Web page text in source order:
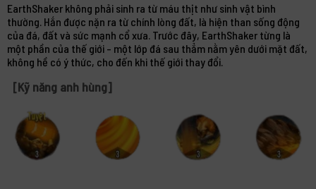
EarthShaker không phải sinh ra từ máu thịt như sinh vật bình
thường. Hắn được nặn ra từ chính lòng đất, là hiện than sống động
của đá, đất và sức mạnh cổ xưa. Trước đây, EarthShaker từng là
một phần của thế giới - một lớp đá sau thẳm nằm yên dưới mặt đất,
không hề có ý thức, cho đến khi thế giới thay đổi.
[Kỹ năng anh hùng]